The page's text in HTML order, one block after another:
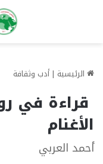
الرئيسية | أدب وثقافة
قراءة في
الأغنام
أحمد العربي